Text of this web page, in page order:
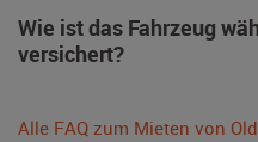
Wie ist das Fahrzeug
versichert?
Alle FAQ zum Mieten von